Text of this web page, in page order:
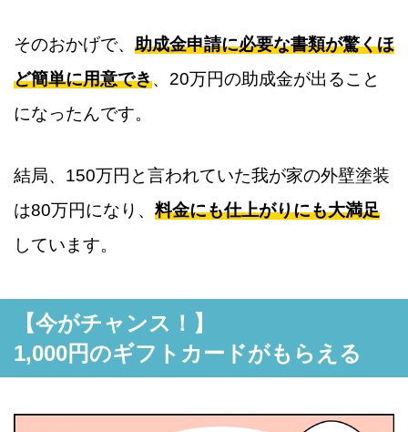
そのおかげで、 助成金申請に必要な書類が驚くほ
ど簡単に用意でき、20万円の助成金が出ること
になったんです。
結局、150万円と言われていた我が家の外壁塗装
は80万円になり、 料金にも仕上がりにも大満足
しています。
【今がチャンス！】
1,000円のギフトカードがもらえる